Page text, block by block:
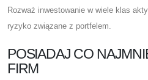
Rozważ inwestowanie w wiele klas
ryzyko związane z portfelem.
POSIADAJ CO
FIRM